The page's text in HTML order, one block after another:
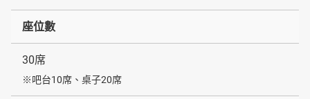
座位數
30席
※吧台10席、桌子20席